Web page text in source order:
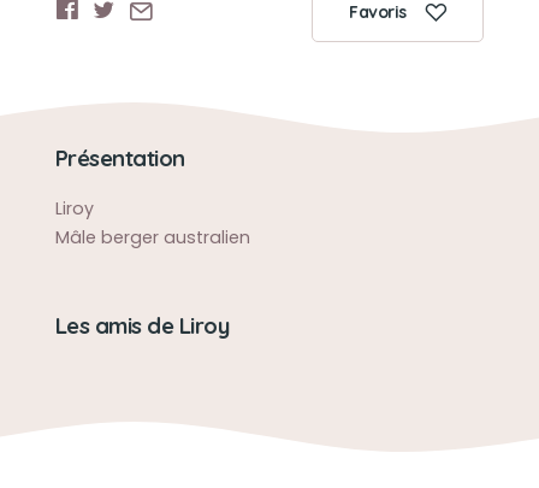
Favoris
Présentation
Liroy
Mâle berger australien
Les amis de Liroy